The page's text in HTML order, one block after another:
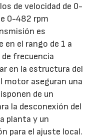
de velocidad de 0-
0-482 rpm
es
el rango de 1 a
frecuencia
en la estructura del
motor aseguran una
de un
la desconexión del
planta y un
para el ajuste local.